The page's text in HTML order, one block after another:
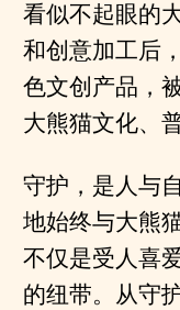
看似不起眼的
和创意加工后
色文创产品，
大熊猫文化、
守护，是人与
地始终与大熊
不仅是受人喜
的纽带。从守